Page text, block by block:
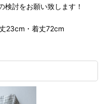
検討をお願い致します！
23cm・着丈72cm